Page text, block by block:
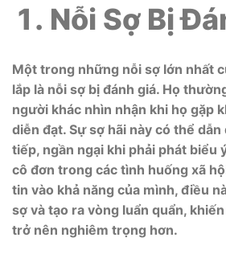
Nỗi Sợ Bị
Một trong những nỗi sợ lớn nhất
lắp là nỗi sợ bị đánh giá. Họ
người khác nhìn nhận khi họ gặp
diễn đạt. Sự sợ hãi này có thể
tiếp, ngần ngại khi phải phát biểu
cô đơn trong các tình huống xã
tin vào khả năng của mình, điều
sợ và tạo ra vòng luẩn quẩn,
trở nên nghiêm trọng hơn.